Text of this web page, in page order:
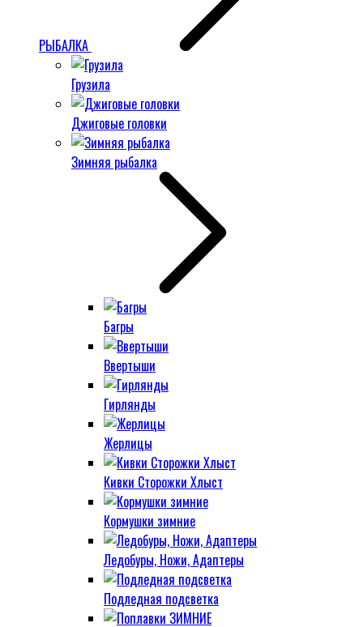
РЫБАЛКА
Грузила
Джиговые головки
Зимняя рыбалка
Багры
Ввертыши
Гирлянды
Жерлицы
Кивки Сторожки Хлыст
Кормушки зимние
Ледобуры, Ножи, Адаптеры
Подледная подсветка